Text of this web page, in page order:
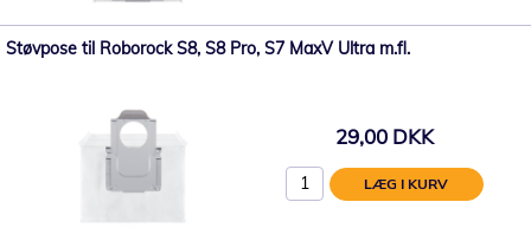
Støvpose til Roborock S8, S8 Pro, S7 MaxV Ultra m.fl.
29,00 DKK
LÆG I KURV